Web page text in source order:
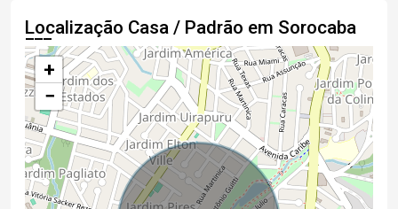
Localização Casa / Padrão em Sorocaba
+
−